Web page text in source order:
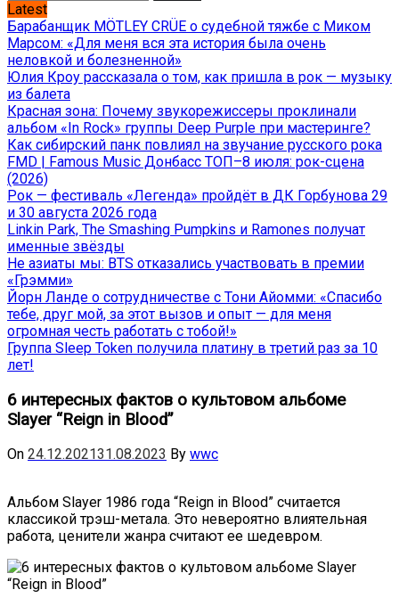
Latest
Барабанщик MÖTLEY CRÜE о судебной тяжбе с Миком
Марсом: «Для меня вся эта история была очень
неловкой и болезненной»
Юлия Кроу рассказала о том, как пришла в рок — музыку
из балета
Красная зона: Почему звукорежиссеры проклинали
альбом «In Rock» группы Deep Purple при мастеринге?
Как сибирский панк повлиял на звучание русского рока
FMD | Famous Music Донбасс ТОП–8 июля: рок-сцена
(2026)
Рок — фестиваль «Легенда» пройдёт в ДК Горбунова 29
и 30 августа 2026 года
Linkin Park, The Smashing Pumpkins и Ramones получат
именные звёзды
Не азиаты мы: BTS отказались участвовать в премии
«Грэмми»
Йорн Ланде о сотрудничестве с Тони Айомми: «Спасибо
тебе, друг мой, за этот вызов и опыт — для меня
огромная честь работать с тобой!»
Группа Sleep Token получила платину в третий раз за 10
лет!
6 интересных фактов о культовом альбоме
Slayer “Reign in Blood”
On 24.12.202131.08.2023 By wwc
Альбом Slayer 1986 года “Reign in Blood” считается
классикой трэш-метала. Это невероятно влиятельная
работа, ценители жанра считают ее шедевром.